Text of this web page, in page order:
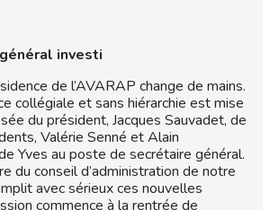
investi
de l’AVARAP change de mains.
collégiale et sans hiérarchie est mise
du président, Jacques Sauvadet, de
Valérie Senné et Alain
Yves au poste de secrétaire général.
du conseil d’administration de notre
avec sérieux ces nouvelles
commence à la rentrée de